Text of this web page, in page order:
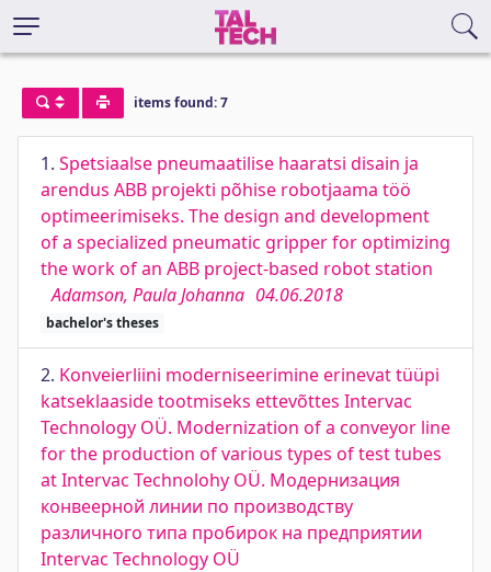
items found: 7
1. Spetsiaalse pneumaatilise haaratsi disain ja
arendus ABB projekti põhise robotjaama töö
optimeerimiseks. The design and development
of a specialized pneumatic gripper for optimizing
the work of an ABB project-based robot station
Adamson, Paula Johanna 04.06.2018
bachelor's theses
2. Konveierliini moderniseerimine erinevat tüüpi
katseklaaside tootmiseks ettevõttes Intervac
Technology OÜ. Modernization of a conveyor line
for the production of various types of test tubes
at Intervac Technolohy OÜ. Модернизация
конвеерной линии по производству
различного типа пробирок на предприятии
Intervac Technology OÜ